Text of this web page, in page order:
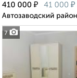
7
410 000 ₽ 41 000 ₽
Автозаводский